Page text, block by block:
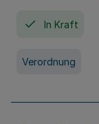
In Kraft
Verordnung